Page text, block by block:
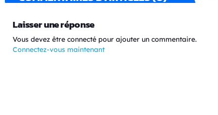
Laisser une réponse
Vous devez être connecté pour ajouter un commentaire.
Connectez-vous maintenant